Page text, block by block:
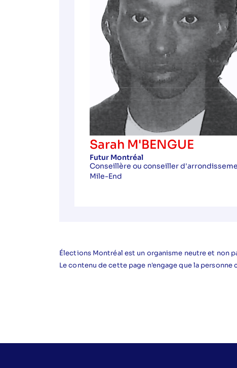
Sarah M'BENGUE
Futur Montréal
Conseillère ou conseiller
Mile-End
Élections Montréal est un organisme neutre et non
Le contenu de cette page n'engage que la personne